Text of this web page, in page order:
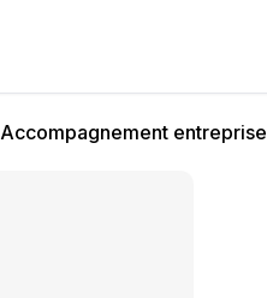
Accompagnement entreprise